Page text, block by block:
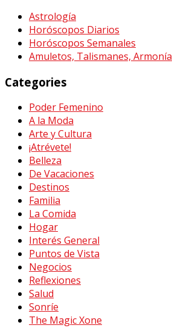
Astrología
Horóscopos Diarios
Horóscopos Semanales
Amuletos, Talismanes, Armonía
Categories
Poder Femenino
A la Moda
Arte y Cultura
¡Atrévete!
Belleza
De Vacaciones
Destinos
Familia
La Comida
Hogar
Interés General
Puntos de Vista
Negocios
Reflexiones
Salud
Sonríe
The Magic Xone